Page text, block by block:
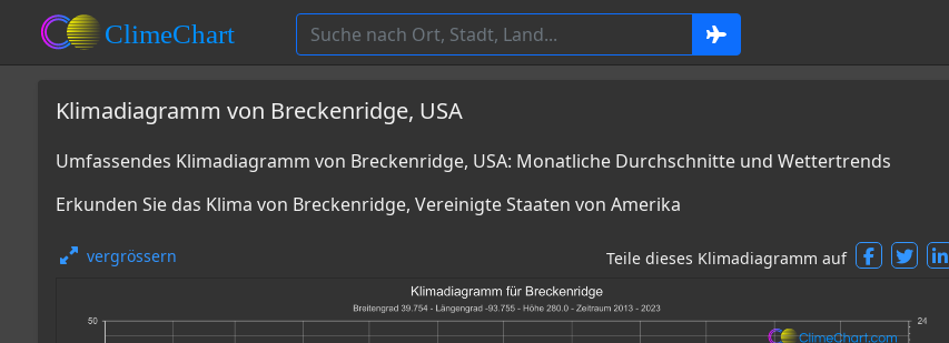
Klimadiagramm von Breckenridge, USA
Umfassendes Klimadiagramm von Breckenridge, USA: Monatliche Durchschnitte und Wettertrends
Erkunden Sie das Klima von Breckenridge, Vereinigte Staaten von Amerika
vergrössern Teile dieses Klimadiagramm auf